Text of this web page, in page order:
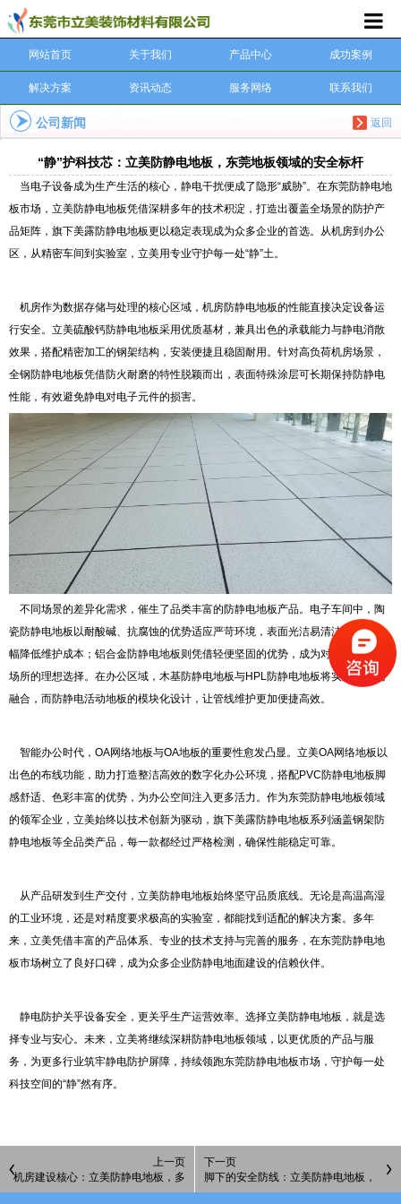
网站首页 关于我们 产品中心 成功案例
解决方案 资讯动态 服务网络 联系我们
返回
公司新闻
“静”护科技芯：立美防静电地板，东莞地板领域的安全标杆
当电子设备成为生产生活的核心，静电干扰便成了隐形“威胁”。在东莞防静电地
板市场，立美防静电地板凭借深耕多年的技术积淀，打造出覆盖全场景的防护产
品矩阵，旗下美露防静电地板更以稳定表现成为众多企业的首选。从机房到办公
区，从精密车间到实验室，立美用专业守护每一处“静”土。
机房作为数据存储与处理的核心区域，机房防静电地板的性能直接决定设备运
行安全。立美硫酸钙防静电地板采用优质基材，兼具出色的承载能力与静电消散
效果，搭配精密加工的钢架结构，安装便捷且稳固耐用。针对高负荷机房场景，
全钢防静电地板凭借防火耐磨的特性脱颖而出，表面特殊涂层可长期保持防静电
性能，有效避免静电对电子元件的损害。
不同场景的差异化需求，催生了品类丰富的防静电地板产品。电子车间中，陶
瓷防静电地板以耐酸碱、抗腐蚀的优势适应严苛环境，表面光洁易清洁的特点大
幅降低维护成本；铝合金防静电地板则凭借轻便坚固的优势，成为对重量有要求
场所的理想选择。在办公区域，木基防静电地板与HPL防静电地板将实用与美观
融合，而防静电活动地板的模块化设计，让管线维护更加便捷高效。
智能办公时代，OA网络地板与OA地板的重要性愈发凸显。立美OA网络地板以
出色的布线功能，助力打造整洁高效的数字化办公环境，搭配PVC防静电地板脚
感舒适、色彩丰富的优势，为办公空间注入更多活力。作为东莞防静电地板领域
的领军企业，立美始终以技术创新为驱动，旗下美露防静电地板系列涵盖钢架防
静电地板等全品类产品，每一款都经过严格检测，确保性能稳定可靠。
从产品研发到生产交付，立美防静电地板始终坚守品质底线。无论是高温高湿
的工业环境，还是对精度要求极高的实验室，都能找到适配的解决方案。多年
来，立美凭借丰富的产品体系、专业的技术支持与完善的服务，在东莞防静电地
板市场树立了良好口碑，成为众多企业防静电地面建设的信赖伙伴。
静电防护关乎设备安全，更关乎生产运营效率。选择立美防静电地板，就是选
择专业与安心。未来，立美将继续深耕防静电地板领域，以更优质的产品与服
务，为更多行业筑牢静电防护屏障，持续领跑东莞防静电地板市场，守护每一处
科技空间的“静”然有序。
上一页
机房建设核心：立美防静电地板，多
材质适配东莞各类场景需求
下一页
脚下的安全防线：立美防静电地板，
精密环境的隐形守护者